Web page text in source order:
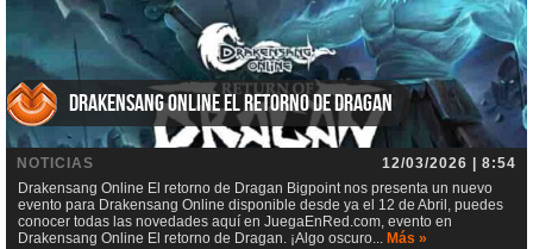
Drakensang Online El retorno de Dragan
NOTICIAS
12/03/2026 | 8:54
Drakensang Online El retorno de Dragan Bigpoint nos presenta un nuevo
evento para Drakensang Online disponible desde ya el 12 de Abril, puedes
conocer todas las novedades aquí en JuegaEnRed.com, evento en
Drakensang Online El retorno de Dragan. ¡Algo oscuro... Más »